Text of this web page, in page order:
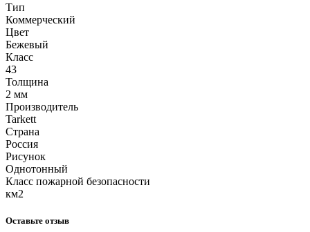
Тип
Коммерческий
Цвет
Бежевый
Класс
43
Толщина
2 мм
Производитель
Tarkett
Страна
Россия
Рисунок
Однотонный
Класс пожарной безопасности
км2
Оставьте отзыв